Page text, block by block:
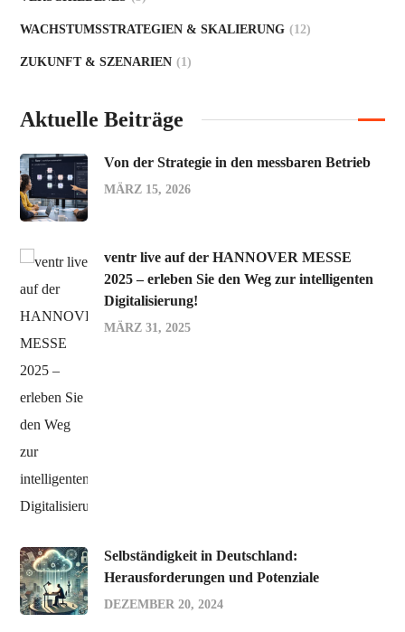
WACHSTUMSSTRATEGIEN & SKALIERUNG (12)
ZUKUNFT & SZENARIEN (1)
Aktuelle Beiträge
Von der Strategie in den messbaren Betrieb
MÄRZ 15, 2026
ventr live auf der HANNOVER MESSE
2025 – erleben Sie den Weg zur intelligenten
Digitalisierung!
MÄRZ 31, 2025
Selbständigkeit in Deutschland:
Herausforderungen und Potenziale
DEZEMBER 20, 2024